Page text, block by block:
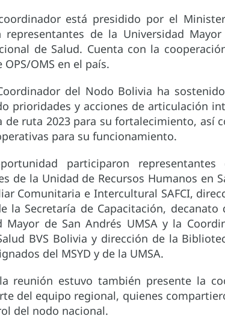
está presidido por el
representantes de la Universidad
de Salud. Cuenta con la
OPS/OMS en el país.
del Nodo Bolivia ha
prioridades y acciones de articulación
de ruta 2023 para su fortalecimiento, así
para su funcionamiento.
participaron
de la Unidad de Recursos Humanos en
Comunitaria e Intercultural SAFCI,
la Secretaría de Capacitación,
Mayor de San Andrés UMSA y la
BVS Bolivia y dirección de la
del MSYD y de la UMSA.
reunión estuvo también presente la
del equipo regional, quienes
del nodo nacional.